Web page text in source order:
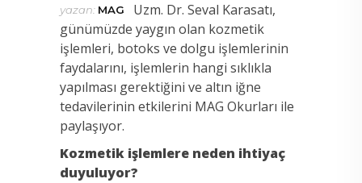
yazan: MAG
Uzm. Dr. Seval Karasatı,
günümüzde yaygın olan kozmetik
işlemleri, botoks ve dolgu işlemlerinin
faydalarını, işlemlerin hangi sıklıkla
yapılması gerektiğini ve altın iğne
tedavilerinin etkilerini MAG Okurları ile
paylaşıyor.
Kozmetik işlemlere neden ihtiyaç
duyuluyor?